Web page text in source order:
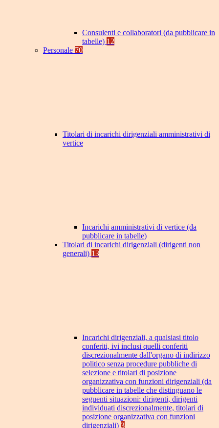
Consulenti e collaboratori (da pubblicare in
tabelle) 12
Personale 70
Titolari di incarichi dirigenziali amministrativi di
vertice
Incarichi amministrativi di vertice (da
pubblicare in tabelle)
Titolari di incarichi dirigenziali (dirigenti non
generali) 13
Incarichi dirigenziali, a qualsiasi titolo
conferiti, ivi inclusi quelli conferiti
discrezionalmente dall'organo di indirizzo
politico senza procedure pubbliche di
selezione e titolari di posizione
organizzativa con funzioni dirigenziali (da
pubblicare in tabelle che distinguano le
seguenti situazioni: dirigenti, dirigenti
individuati discrezionalmente, titolari di
posizione organizzativa con funzioni
dirigenziali) 3